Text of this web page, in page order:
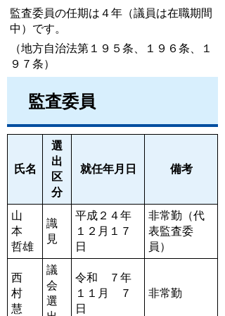
監査委員の任期は４年（議員は在職期間
中）です。
（地方自治法第１９５条、１９６条、１
９７条）
監査委員
氏名
選
出
区
分
就任年月日 備考
山
本
哲雄
識
見
平成２４年
１２月１７
日
非常勤（代
表監査委
員）
西
村
慧
議
会
選
令和 ７年
１１月 ７
日
非常勤